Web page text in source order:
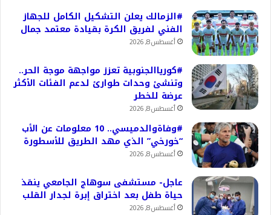
#الزمالك يعلن التشكيل الكامل للجهاز
الفني لفريق الكرة بقيادة معتمد جمال
أغسطس 8, 2026
#كورياالجنوبية تعزز مواجهة موجة الحر..
وتنشئ وحدات طوارئ لدعم الفئات الأكثر
عرضة للخطر
أغسطس 8, 2026
#وفاةوالدميسي.. 10 معلومات عن الأب
“خورخي” الذي مهد الطريق للأسطورة
أغسطس 8, 2026
عاجل- مستشفى سوهاج الجامعي ينقذ
حياة طفل بعد اختراق إبرة لجدار القلب
أغسطس 8, 2026